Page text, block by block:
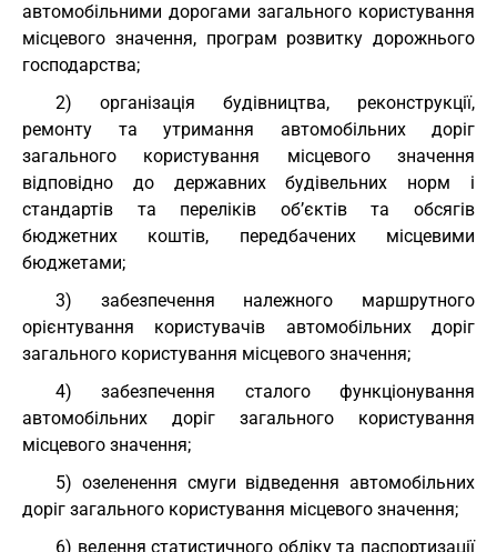
автомобільними дорогами загального користування
місцевого значення, програм розвитку дорожнього
господарства;
2) організація будівництва, реконструкції,
ремонту та утримання автомобільних доріг
загального користування місцевого значення
відповідно до державних будівельних норм і
стандартів та переліків об’єктів та обсягів
бюджетних коштів, передбачених місцевими
бюджетами;
3) забезпечення належного маршрутного
орієнтування користувачів автомобільних доріг
загального користування місцевого значення;
4) забезпечення сталого функціонування
автомобільних доріг загального користування
місцевого значення;
5) озеленення смуги відведення автомобільних
доріг загального користування місцевого значення;
6) ведення статистичного обліку та паспортизації